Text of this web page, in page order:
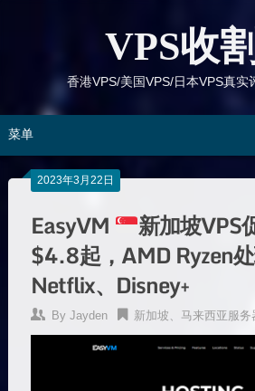
VPS收
香港VPS/美国VPS/日本VPS真实
菜单
2023年3月22日
EasyVM
新加坡VPS
$4.8起，AMD Ryzen
Netflix、Disney+
By Jayden 新加坡、马来西亚服务